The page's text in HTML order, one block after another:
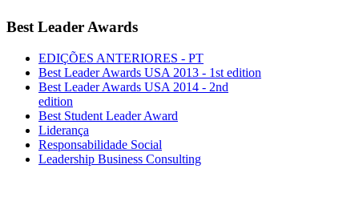
Best Leader Awards
EDIÇÕES ANTERIORES - PT
Best Leader Awards USA 2013 - 1st edition
Best Leader Awards USA 2014 - 2nd
edition
Best Student Leader Award
Liderança
Responsabilidade Social
Leadership Business Consulting